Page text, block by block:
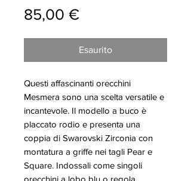
85,00 €Prezzo
Esaurito
Questi affascinanti orecchini
Mesmera sono una scelta versatile e
incantevole. Il modello a buco è
placcato rodio e presenta una
coppia di Swarovski Zirconia con
montatura a griffe nei tagli Pear e
Square. Indossali come singoli
orecchini a lobo blu o regola